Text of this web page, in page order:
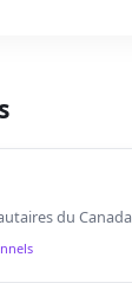
du Canada